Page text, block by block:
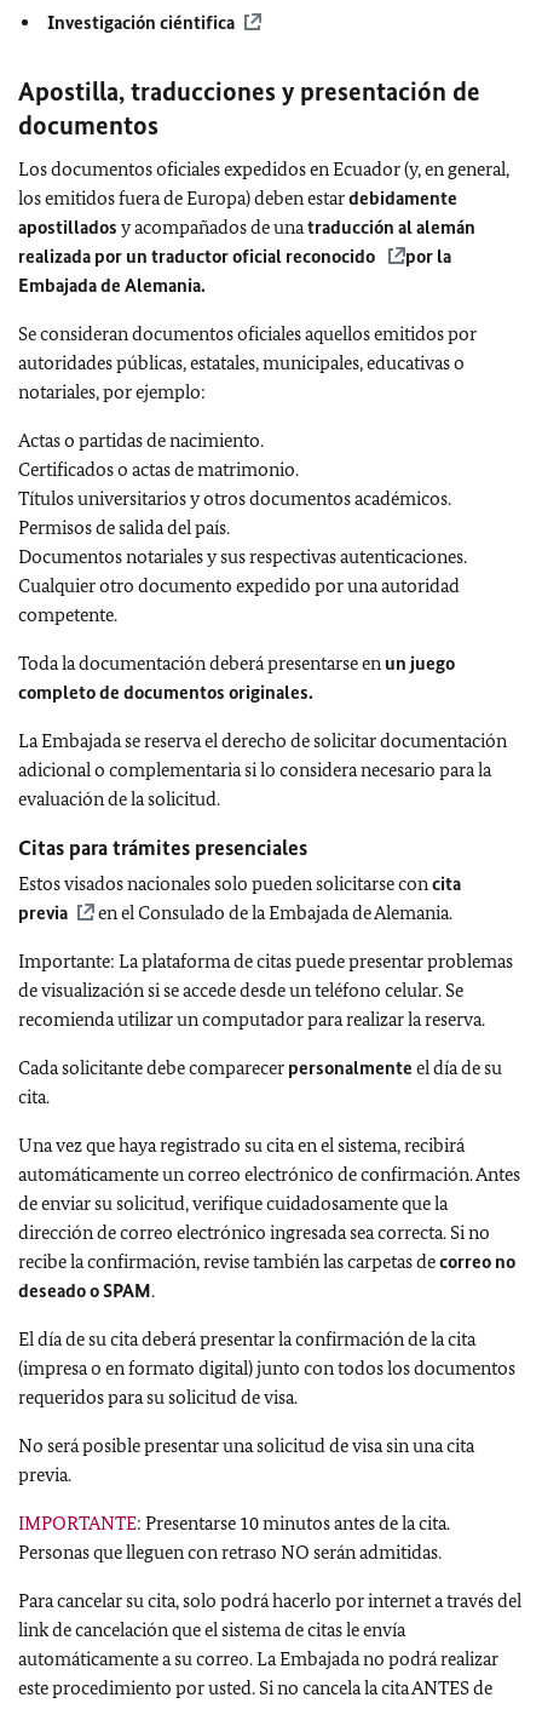
Investigación ciéntifica
Apostilla, traducciones y presentación de
documentos
Los documentos oficiales expedidos en Ecuador (y, en general,
los emitidos fuera de Europa) deben estardebidamente
apostillados y acompañados de unatraducción al alemán
realizada por un traductor oficial reconocido
por la
Embajada de Alemania.
Se consideran documentos oficiales aquellos emitidos por
autoridades públicas, estatales, municipales, educativas o
notariales, por ejemplo:
Actas o partidas de nacimiento.
Certificados o actas de matrimonio.
Títulos universitarios y otros documentos académicos.
Permisos de salida del país.
Documentos notariales y sus respectivas autenticaciones.
Cualquier otro documento expedido por una autoridad
competente.
Toda la documentación deberá presentarse en un juego
completo de documentos originales.
La Embajada se reserva el derecho de solicitar documentación
adicional o complementaria si lo considera necesario para la
evaluación de la solicitud.
Citas para trámites presenciales
Estos visados nacionales solo pueden solicitarse concita
previa
en el Consulado de la Embajada de Alemania.
Importante: La plataforma de citas puede presentar problemas
de visualización si se accede desde un teléfono celular. Se
recomienda utilizar un computador para realizar la reserva.
Cada solicitante debe comparecer personalmente el día de su
cita.
Una vez que haya registrado su cita en el sistema, recibirá
automáticamente un correo electrónico de confirmación. Antes
de enviar su solicitud, verifique cuidadosamente que la
dirección de correo electrónico ingresada sea correcta. Si no
recibe la confirmación, revise también las carpetas decorreo no
deseado o SPAM.
El día de su cita deberá presentar la confirmación de la cita
(impresa o en formato digital) junto con todos los documentos
requeridos para su solicitud de visa.
No será posible presentar una solicitud de visa sin una cita
previa.
IMPORTANTE: Presentarse 10 minutos antes de la cita.
Personas que lleguen con retraso NO serán admitidas.
Para cancelar su cita, solo podrá hacerlo por internet a través del
link de cancelación que el sistema de citas le envía
automáticamente a su correo. La Embajada no podrá realizar
este procedimiento por usted. Si no cancela la cita ANTES de